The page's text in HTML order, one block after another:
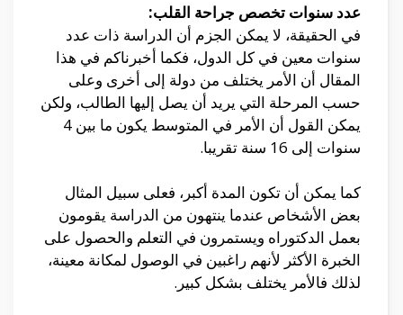
عدد سنوات تخصص جراحة القلب:
في الحقيقة، لا يمكن الجزم أن الدراسة ذات عدد
سنوات معين في كل الدول، فكما أخبرناكم في هذا
المقال أن الأمر يختلف من دولة إلى أخرى وعلى
حسب المرحلة التي يريد أن يصل إليها الطالب، ولكن
يمكن القول أن الأمر في المتوسط يكون ما بين 4
سنوات إلى 16 سنة تقريبا.
كما يمكن أن تكون المدة أكبر، فعلى سبيل المثال
بعض الأشخاص عندما ينتهون من الدراسة يقومون
بعمل الدكتوراه ويستمرون في التعلم والحصول على
الخبرة الأكثر لأنهم راغبين في الوصول لمكانة معينة،
لذلك فالأمر يختلف بشكل كبير.